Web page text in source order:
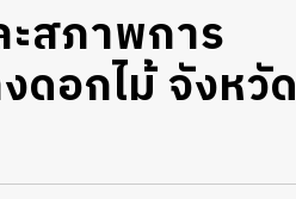
สภาพการ
ดอกไม้ จังหวัด